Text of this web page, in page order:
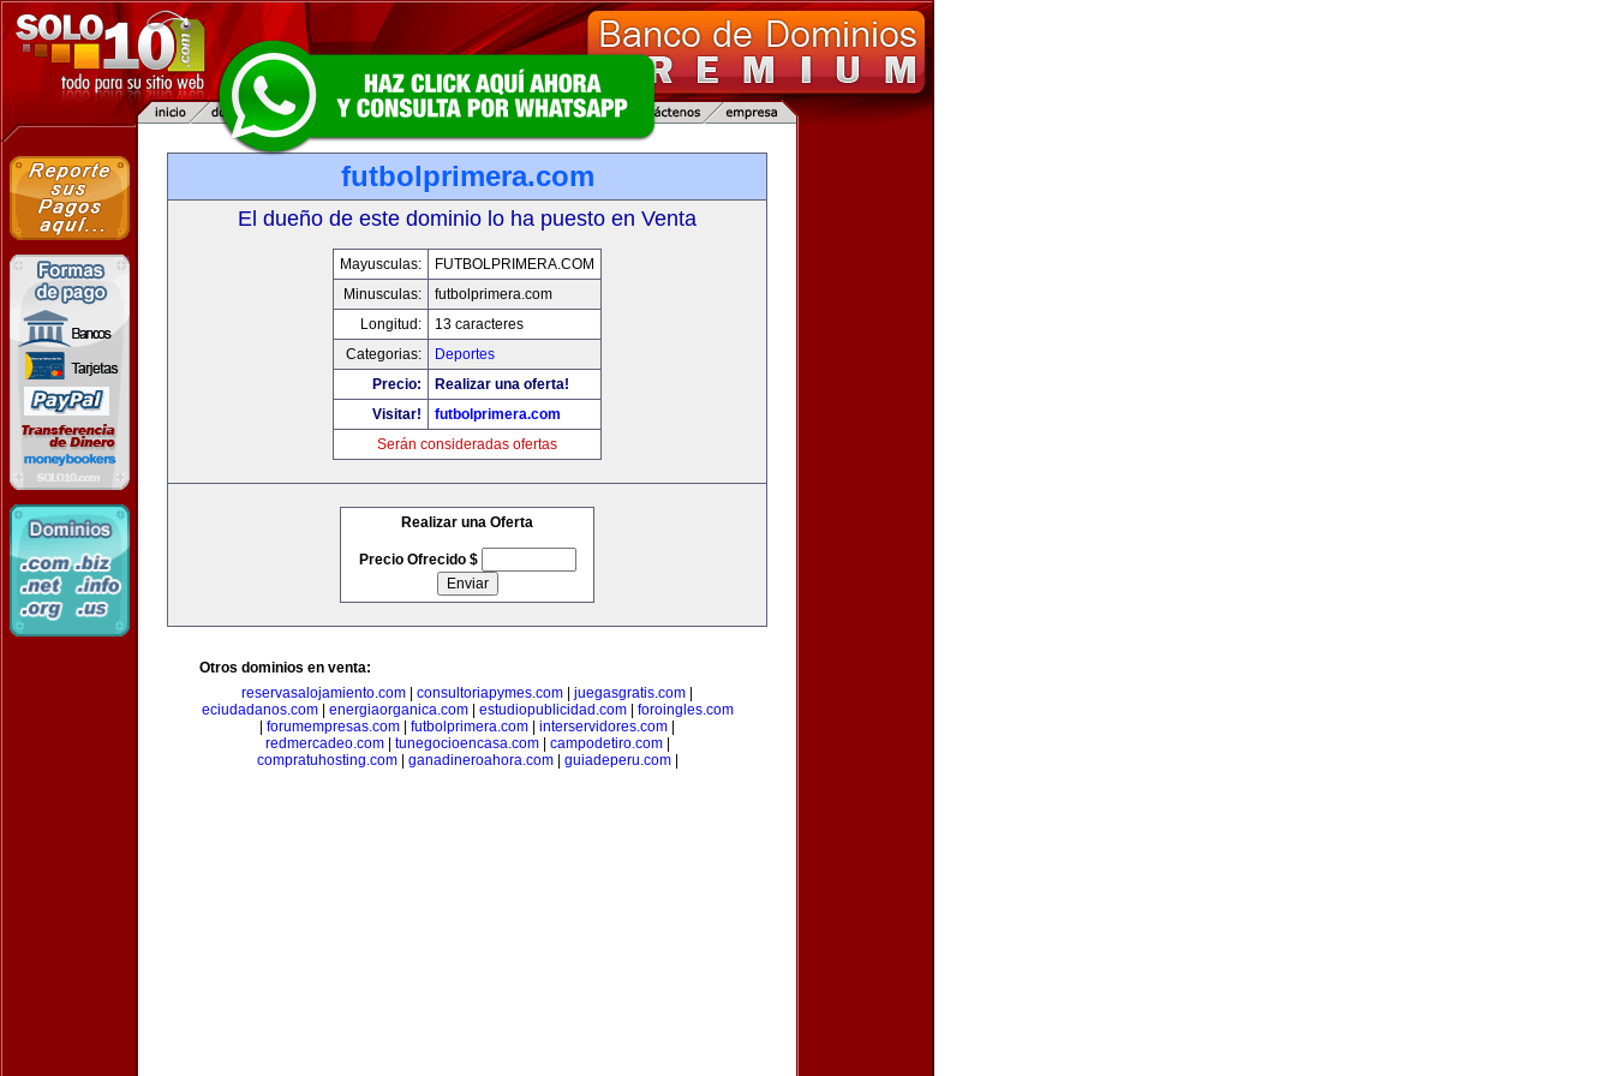
futbolprimera.com
El dueño de este dominio lo ha puesto en Venta
Mayusculas:
FUTBOLPRIMERA.COM
Minusculas:
futbolprimera.com
Longitud:
13 caracteres
Categorias:
Deportes
Precio:
Realizar una oferta!
Visitar!
futbolprimera.com
Serán consideradas ofertas
Realizar una Oferta
Precio Ofrecido $
Otros dominios en venta:
reservasalojamiento.com
consultoriapymes.com juegasgratis.com
eciudadanos.com| energiaorganica.com| estudiopublicidad.com| foroingles.com
forumempresas.com futbolprimera.com interservidores.com
redmercadeo.com| tunegocioencasa.com| campodetiro.com|
compratuhosting.com| ganadineroahora.com| guiadeperu.com|